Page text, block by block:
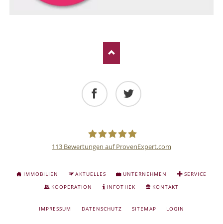
Anlage
und
113 Bewertungen auf ProvenExpert.com
NAVIGATION
ÜBERSPRINGEN
IMMOBILIEN AKTUELLES UNTERNEHMEN
SERVICE
KOOPERATION
INFOTHEK KONTAKT
NAVIGATION
IMPRESSUM DATENSCHUTZ SITEMAP LOGIN